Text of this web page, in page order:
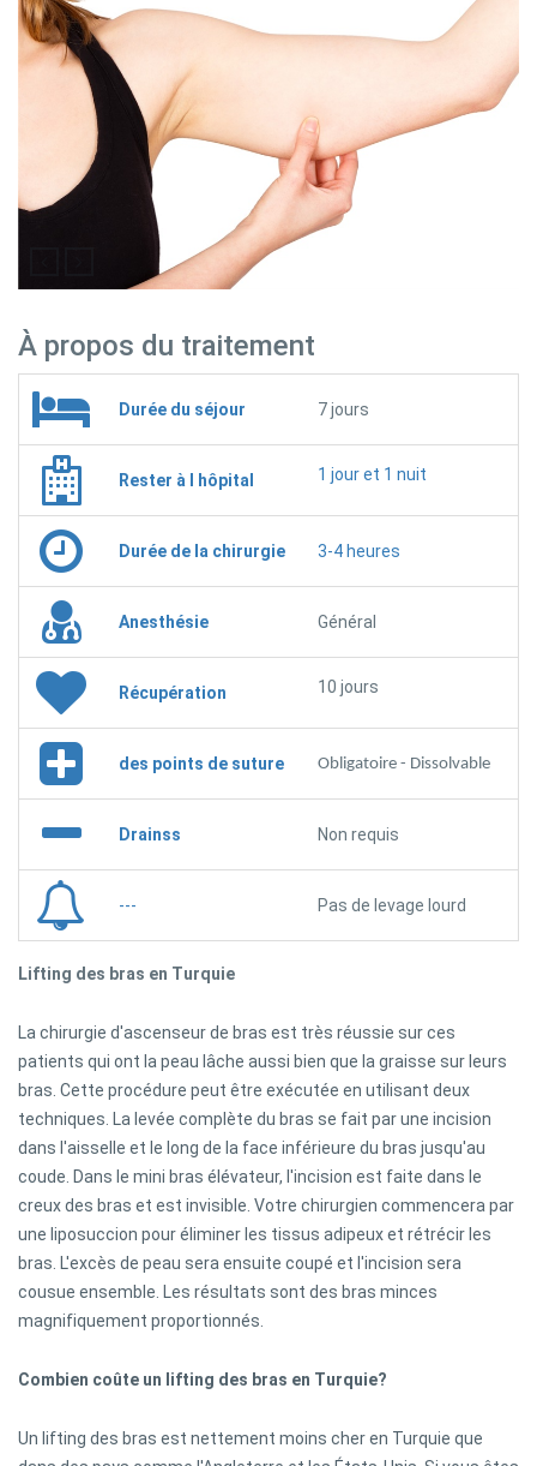
À propos du traitement
Durée du séjour 7 jours
Rester à l hôpital 1 jour et 1 nuit
Durée de la chirurgie 3-4 heures
Anesthésie Général
Récupération 10 jours
des points de suture Obligatoire - Dissolvable
Drainss Non requis
--- Pas de levage lourd
Lifting des bras en Turquie
La chirurgie d'ascenseur de bras est très réussie sur ces
patients qui ont la peau lâche aussi bien que la graisse sur leurs
bras. Cette procédure peut être exécutée en utilisant deux
techniques. La levée complète du bras se fait par une incision
dans l'aisselle et le long de la face inférieure du bras jusqu'au
coude. Dans le mini bras élévateur, l'incision est faite dans le
creux des bras et est invisible. Votre chirurgien commencera par
une liposuccion pour éliminer les tissus adipeux et rétrécir les
bras. L'excès de peau sera ensuite coupé et l'incision sera
cousue ensemble. Les résultats sont des bras minces
magnifiquement proportionnés.
Combien coûte un lifting des bras en Turquie?
Un lifting des bras est nettement moins cher en Turquie que